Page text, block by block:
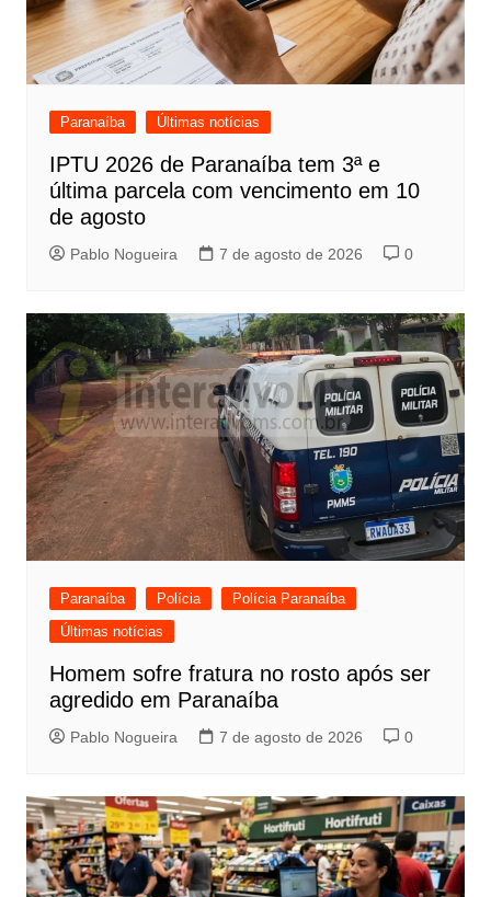
Paranaíba Últimas notícias
IPTU 2026 de Paranaíba tem 3ª e
última parcela com vencimento em 10
de agosto
Pablo Nogueira 7 de agosto de 2026 0
Paranaíba Polícia
Polícia Paranaíba
Últimas notícias
Homem sofre fratura no rosto após ser
agredido em Paranaíba
Pablo Nogueira 7 de agosto de 2026 0